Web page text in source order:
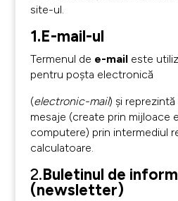
site-ul.
1.E-mail-ul
Termenul de e-maileste
pentru poşta electronică
(electronic-mail) şi
mesaje (create prin mijloace
computere) prin intermediul
calculatoare.
2.Buletinul de
(newsletter)